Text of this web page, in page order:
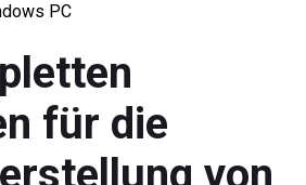
PC
für die
von